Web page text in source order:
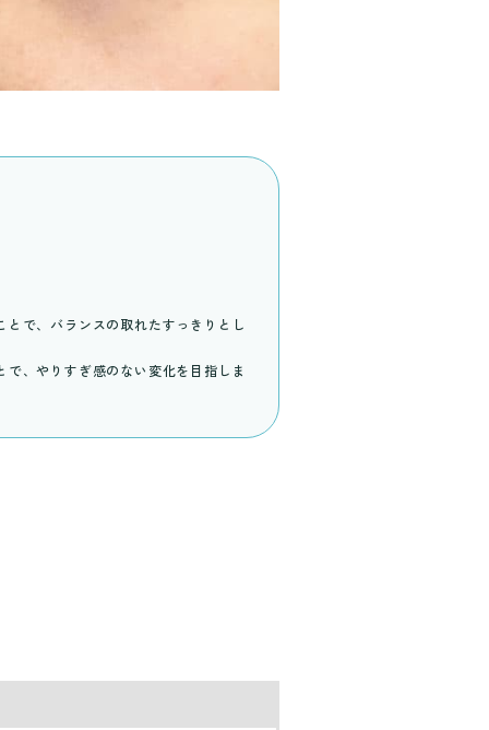
で、バランスの取れたすっきりとし
、やりすぎ感のない変化を目指しま